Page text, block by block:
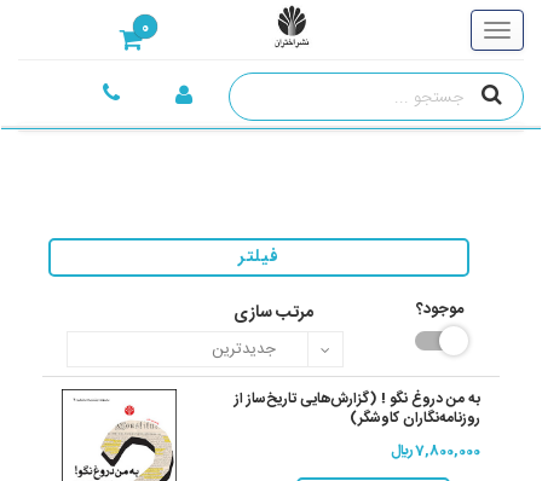
0
فیلتر
موجود؟ مرتب سازی
به من دروغ نگو ! (گزارش‌هایی تاریخ‌ساز از
روزنامه‌نگاران کاوشگر)
7,800,000 ريال